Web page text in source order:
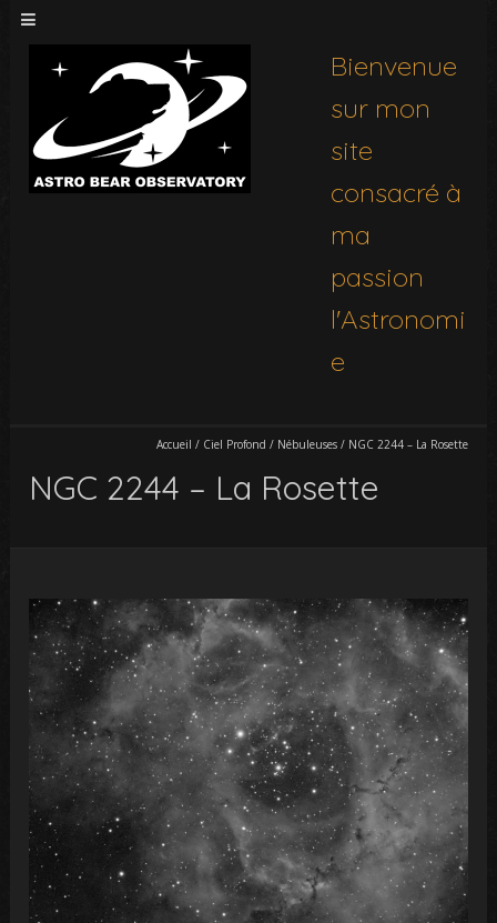
Bienvenue
sur mon
site
consacré à
ma
passion
l'Astronomi
e
Accueil / Ciel Profond / Nébuleuses/ NGC 2244 – La Rosette
NGC 2244 – La Rosette